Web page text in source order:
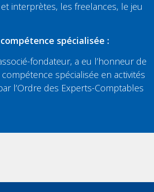
interprètes, les freelances, le jeu
spécialisée :
fondateur, a eu l’honneur de
spécialisée en activités
l’Ordre des Experts-Comptables